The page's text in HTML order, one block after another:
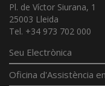
Pl. de Víctor Siurana, 1
25003 Lleida
Tel. +34 973 702 000
Seu Electrònica
Oficina d'Assistència